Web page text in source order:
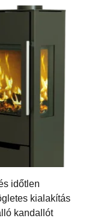
időtlen
kialakítás
kandallót